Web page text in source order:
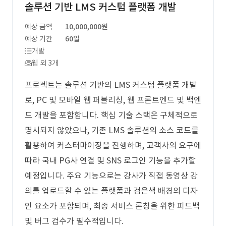
솔루션 기반 LMS 커스텀 플랫폼 개발
예상 금액
10,000,000원
예상 기간
60일
개발
웹 외 3개
프로젝트는 솔루션 기반의 LMS 커스텀 플랫폼 개발
로, PC 및 모바일 웹 퍼블리싱, 웹 프론트엔드 및 백엔
드 개발을 포함합니다. 핵심 기술 스택은 구체적으로
명시되지 않았으나, 기존 LMS 솔루션의 소스 코드를
활용하여 커스터마이징을 진행하며, 고객사의 요구에
따라 국내 PG사 연결 및 SNS 로그인 기능을 추가할
예정입니다. 주요 기능으로는 강사가 직접 동영상 강
의를 업로드할 수 있는 플랫폼과 검은색 배경의 디자
인 요소가 포함되며, 최종 서비스 론칭을 위한 피드백
및 버그 검수가 필수적입니다.